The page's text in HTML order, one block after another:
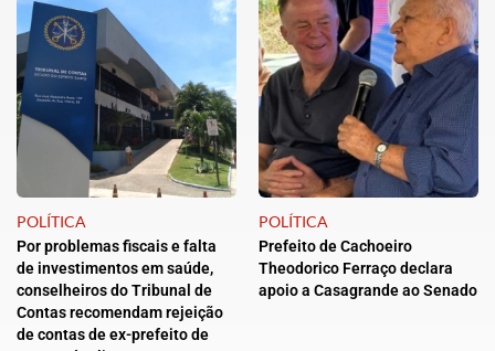
POLÍTICA
Por problemas fiscais e falta
de investimentos em saúde,
conselheiros do Tribunal de
Contas recomendam rejeição
de contas de ex-prefeito de
POLÍTICA
Prefeito de Cachoeiro
Theodorico Ferraço declara
apoio a Casagrande ao Senado